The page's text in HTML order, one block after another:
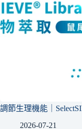
調節生理機能｜
2026-07-21